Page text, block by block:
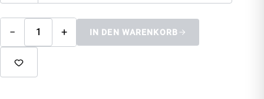
− + IN DEN WARENKORB